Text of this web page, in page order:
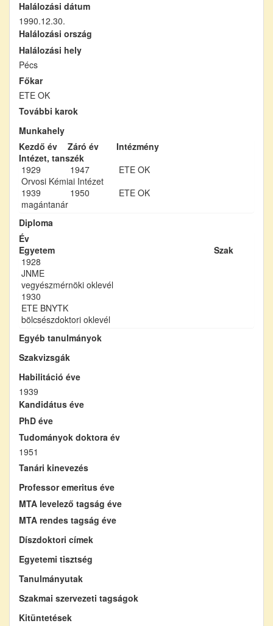
Halálozási dátum
1990.12.30.
Halálozási ország
Halálozási hely
Pécs
Főkar
ETE OK
További karok
Munkahely
Kezdő év
Záró év
Intézmény
Intézet, tanszék
1929
1947
ETE OK
Orvosi Kémiai Intézet
1939
1950
ETE OK
magántanár
Diploma
Év
Egyetem
Szak
1928
JNME
vegyészmérnöki oklevél
1930
ETE BNYTK
bölcsészdoktori oklevél
Egyéb tanulmányok
Szakvizsgák
Habilitáció éve
1939
Kandidátus éve
PhD éve
Tudományok doktora év
1951
Tanári kinevezés
Professor emeritus éve
MTA levelező tagság éve
MTA rendes tagság éve
Díszdoktori címek
Egyetemi tisztség
Tanulmányutak
Szakmai szervezeti tagságok
Kitüntetések